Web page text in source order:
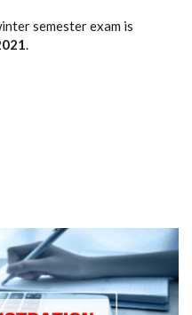
semester exam is
.